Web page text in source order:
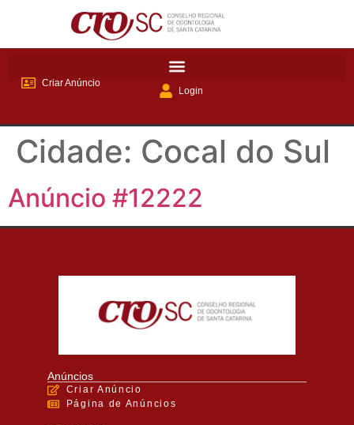
Criar Anúncio
Login
Cidade: Cocal do Sul
Anúncio #12222
Anúncios
Criar Anúncio
Página de Anúncios